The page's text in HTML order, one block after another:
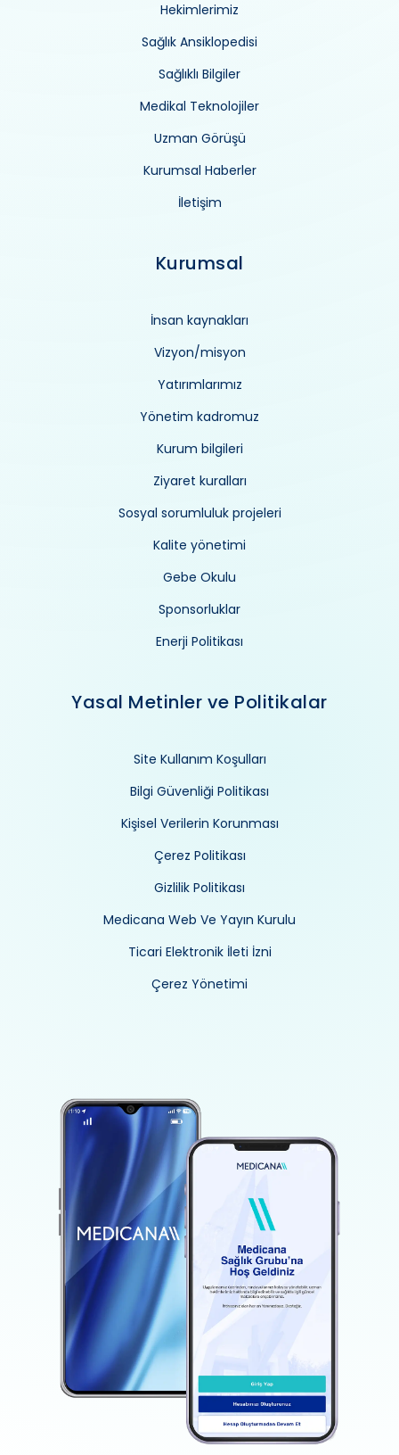
Hekimlerimiz
Sağlık Ansiklopedisi
Sağlıklı Bilgiler
Medikal Teknolojiler
Uzman Görüşü
Kurumsal Haberler
İletişim
Kurumsal
İnsan kaynakları
Vizyon/misyon
Yatırımlarımız
Yönetim kadromuz
Kurum bilgileri
Ziyaret kuralları
Sosyal sorumluluk projeleri
Kalite yönetimi
Gebe Okulu
Sponsorluklar
Enerji Politikası
Yasal Metinler ve Politikalar
Site Kullanım Koşulları
Bilgi Güvenliği Politikası
Kişisel Verilerin Korunması
Çerez Politikası
Gizlilik Politikası
Medicana Web Ve Yayın Kurulu
Ticari Elektronik İleti İzni
Çerez Yönetimi